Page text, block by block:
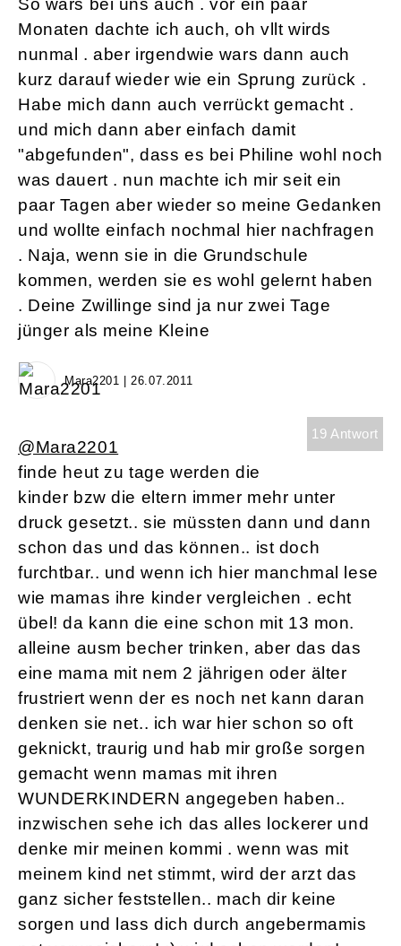
So wars bei uns auch . vor ein paar
Monaten dachte ich auch, oh vllt wirds
nunmal . aber irgendwie wars dann auch
kurz darauf wieder wie ein Sprung zurück .
Habe mich dann auch verrückt gemacht .
und mich dann aber einfach damit
"abgefunden", dass es bei Philine wohl noch
was dauert . nun machte ich mir seit ein
paar Tagen aber wieder so meine Gedanken
und wollte einfach nochmal hier nachfragen
. Naja, wenn sie in die Grundschule
kommen, werden sie es wohl gelernt haben
. Deine Zwillinge sind ja nur zwei Tage
jünger als meine Kleine
Mara2201 | 26.07.2011
19 Antwort
@Mara2201
finde heut zu tage werden die
kinder bzw die eltern immer mehr unter
druck gesetzt.. sie müssten dann und dann
schon das und das können.. ist doch
furchtbar.. und wenn ich hier manchmal lese
wie mamas ihre kinder vergleichen . echt
übel! da kann die eine schon mit 13 mon.
alleine ausm becher trinken, aber das das
eine mama mit nem 2 jährigen oder älter
frustriert wenn der es noch net kann daran
denken sie net.. ich war hier schon so oft
geknickt, traurig und hab mir große sorgen
gemacht wenn mamas mit ihren
WUNDERKINDERN angegeben haben..
inzwischen sehe ich das alles lockerer und
denke mir meinen kommi . wenn was mit
meinem kind net stimmt, wird der arzt das
ganz sicher feststellen.. mach dir keine
sorgen und lass dich durch angebermamis